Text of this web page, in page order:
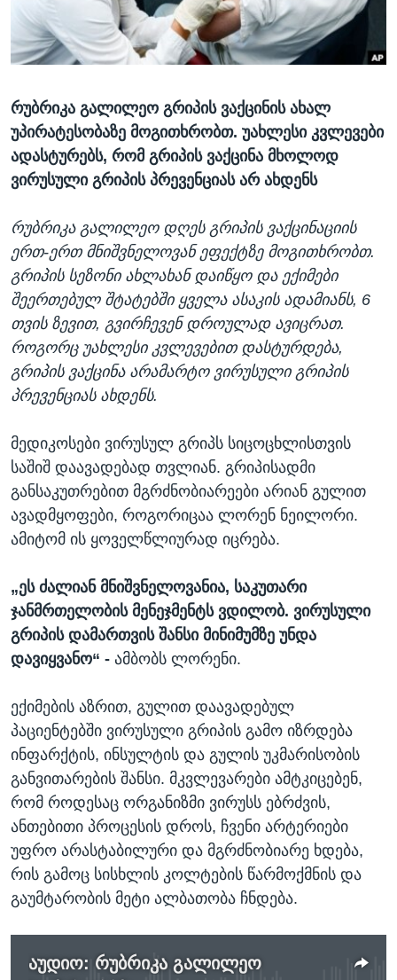
ᲡᲢᲣᲓᲘᲐ ᲕᲐᲨᲘᲜᲒᲢᲝᲜᲘ
ᲔᲙᲝᲜᲝᲛᲘᲙᲐ
ᲯᲐᲜᲛᲠᲗᲔᲚᲝᲑᲐ
ᲘᲜᲢᲔᲠᲕᲘᲣ
ᲙᲣᲚᲢᲣᲠᲐ
ᲒᲐᲚᲘᲚᲔᲝ
Learning English
ენები
რუბრიკა გალილეო გრიპის ვაქცინის ახალ
უპირატესობაზე მოგითხრობთ. უახლესი კვლევები
ადასტურებს, რომ გრიპის ვაქცინა მხოლოდ
ვირუსული გრიპის პრევენციას არ ახდენს
რუბრიკა გალილეო დღეს გრიპის ვაქცინაციის
ერთ-ერთ მნიშვნელოვან ეფექტზე მოგითხრობთ.
გრიპის სეზონი ახლახან დაიწყო და ექიმები
შეერთებულ შტატებში ყველა ასაკის ადამიანს, 6
თვის ზევით, გვირჩევენ დროულად ავიცრათ.
როგორც უახლესი კვლევებით დასტურდება,
გრიპის ვაქცინა არამარტო ვირუსული გრიპის
პრევენციას ახდენს.
მედიკოსები ვირუსულ გრიპს სიცოცხლისთვის
საშიშ დაავადებად თვლიან. გრიპისადმი
განსაკუთრებით მგრძნობიარეები არიან გულით
ავადმყოფები, როგორიცაა ლორენ ნეილორი.
ამიტომ ის ყოველწლიურად იცრება.
„ეს ძალიან მნიშვნელოვანია, საკუთარი
ჯანმრთელობის მენეჯმენტს ვდილობ. ვირუსული
გრიპის დამართვის შანსი მინიმუმზე უნდა
დავიყვანო“ - ამბობს ლორენი.
ექიმების აზრით, გულით დაავადებულ
პაციენტებში ვირუსული გრიპის გამო იზრდება
ინფარქტის, ინსულტის და გულის უკმარისობის
განვითარების შანსი. მკვლევარები ამტკიცებენ,
რომ როდესაც ორგანიზმი ვირუსს ებრძვის,
ანთებითი პროცესის დროს, ჩვენი არტერიები
უფრო არასტაბილური და მგრძნობიარე ხდება,
რის გამოც სისხლის კოლტების წარმოქმნის და
გაუმტარობის მეტი ალბათობა ჩნდება.
აუდიო: რუბრიკა გალილეო